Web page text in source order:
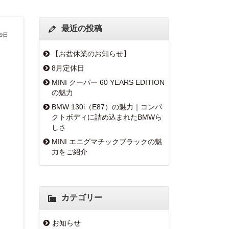
日
最近の投稿
【お盆休業のお知らせ】
8月定休日
MINI クーパー 60 YEARS EDITION
の魅力
BMW 130i（E87）の魅力｜コンパ
クトボディに詰め込まれたBMWら
しさ
MINI エニグマチックブラックの魅
力をご紹介
カテゴリー
お知らせ